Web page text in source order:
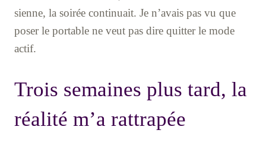
sienne, la soirée continuait. Je n’avais pas vu que
poser le portable ne veut pas dire quitter le mode
actif.
Trois semaines plus tard, la
réalité m’a rattrapée